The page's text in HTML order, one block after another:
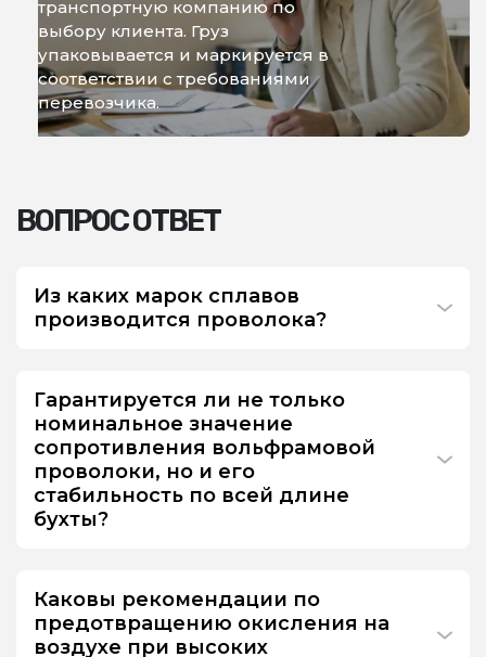
транспортную компанию по
выбору клиента. Груз
упаковывается и маркируется в
соответствии с требованиями
перевозчика.
ВОПРОС ОТВЕТ
Из каких марок сплавов
производится проволока?
Гарантируется ли не только
номинальное значение
сопротивления вольфрамовой
проволоки, но и его
стабильность по всей длине
бухты?
Каковы рекомендации по
предотвращению окисления на
воздухе при высоких